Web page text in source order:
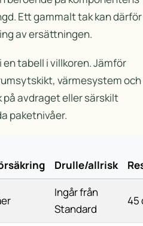
Ett gammalt tak kan därför
av ersättningen.
tabell i villkoren. Jämför
värmesystem och
på avdraget eller särskilt
paketnivåer.
Drulle/allrisk
Ingår från
Standard
45